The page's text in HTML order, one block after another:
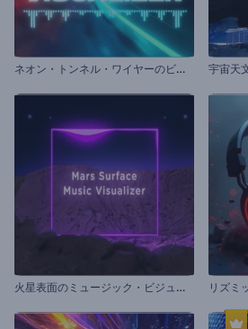
ネ
オン・トンネル・ワイヤーのビジュアライザー
火
星表面のミュージック・ビジュアライザー